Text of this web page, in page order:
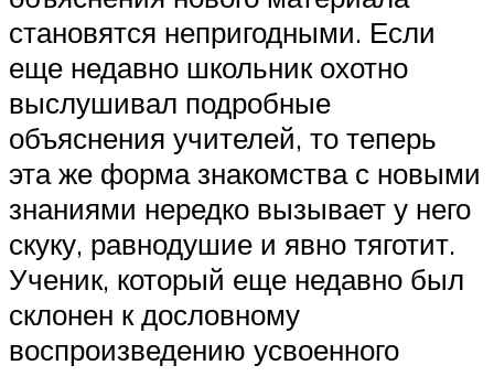
становятся непригодными. Если
еще недавно школьник охотно
выслушивал подробные
объяснения учителей, то теперь
эта же форма знакомства с новыми
знаниями нередко вызывает у него
скуку, равнодушие и явно тяготит.
Ученик, который еще недавно был
склонен к дословному
воспроизведению усвоенного